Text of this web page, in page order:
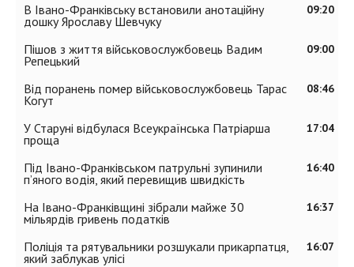
09:20
В Івано-Франківську встановили анотаційну
дошку Ярославу Шевчуку
09:00
Пішов з життя військовослужбовець Вадим
Репецький
08:46
Від поранень помер військовослужбовець Тарас
Когут
17:04
У Старуні відбулася Всеукраїнська Патріарша
проща
16:40
Під Івано-Франківськом патрульні зупинили
п’яного водія, який перевищив швидкість
16:37
На Івано-Франківщині зібрали майже 30
мільярдів гривень податків
16:07
Поліція та рятувальники розшукали прикарпатця,
який заблукав улісі